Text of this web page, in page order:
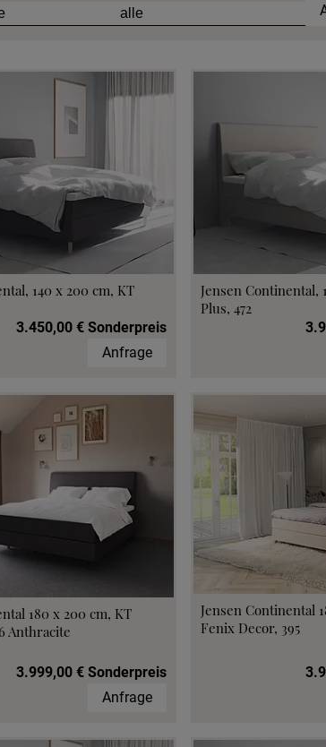
140 x 200 cm, KT
3.450,00 € Sonderpreis
Anfrage
Jensen Continental,
Plus, 472
180 x 200 cm, KT
Anthracite
3.999,00 € Sonderpreis
Anfrage
Jensen Continental
Fenix Decor, 395